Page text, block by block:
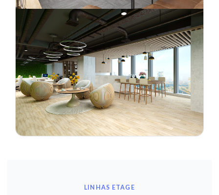
LINHAS ETAGE